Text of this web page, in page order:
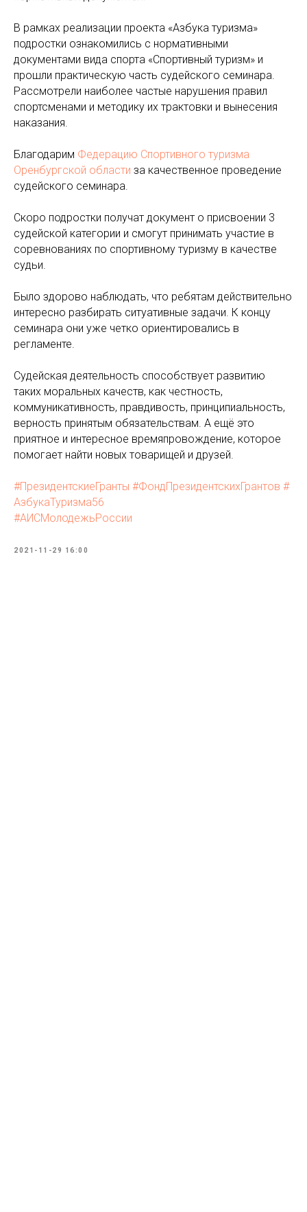
В рамках реализации проекта «Азбука туризма»
подростки ознакомились с нормативными
документами вида спорта «Спортивный туризм» и
прошли практическую часть судейского семинара.
Рассмотрели наиболее частые нарушения правил
спортсменами и методику их трактовки и вынесения
наказания.
Благодарим Федерацию Спортивного туризма
Оренбургской области за качественное проведение
судейского семинара.
Скоро подростки получат документ о присвоении 3
судейской категории и смогут принимать участие в
соревнованиях по спортивному туризму в качестве
судьи.
Было здорово наблюдать, что ребятам действительно
интересно разбирать ситуативные задачи. К концу
семинара они уже четко ориентировались в
регламенте.
Судейская деятельность способствует развитию
таких моральных качеств, как честность,
коммуникативность, правдивость, принципиальность,
верность принятым обязательствам. А ещё это
приятное и интересное времяпровождение, которое
помогает найти новых товарищей и друзей.
#ПрезидентскиеГранты #ФондПрезидентскихГрантов #
АзбукаТуризма56
#АИСМолодежьРоссии
2021-11-29 16:00